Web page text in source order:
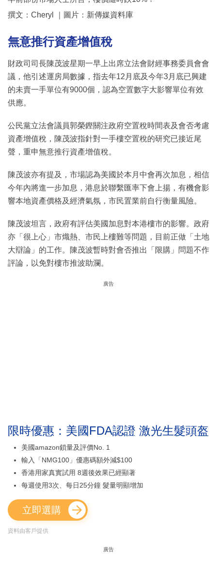
撰文：Cheryl ｜圖片：新傳媒資料庫
無意推行資產增值稅
財政司司長陳茂波星期一早上出席立法會財經事務委員會會
議，他引述運房局數據，指去年12月底及今年3月底已興建
的未賣一手單位有9000個，認為空置數字大影響單位有效
供應。
公民黨立法會議員郭榮鏗關注政府空置稅時間表及會否考慮
資產增值稅，陳茂波指針對一手樓空置稅的研究已接近尾
聲，重申無意推行資產增值稅。
陳茂波亦有提及，市場認為美國於本月中會再次加息，相信
今年內將進一步加息，港息於聯繫匯率下會上揚，有機會影
響本地資產價格及經濟氣氛，市民置業前自行衡量風險。
陳茂波坦言，政府有評估美國加息對本港樓市的影響。政府
亦「很上心」市熾熱、市民上樓難等問題，目前正做「土地
大辯論」的工作。陳茂波暫時對會否推出「限購」問題不作
評論，以免對樓市推波助瀾。
廣告
限時優惠：美國FDA認證 激光生髮頭盔
美國amazon鎖量及評價No. 1
輸入「NMG100」優惠碼額外減$100
香港用家真實試用 8週後效果已經顯著
每週使用3次、每日25分鐘 髮量明顯增加
立即選購
資料由客戶提供
廣告